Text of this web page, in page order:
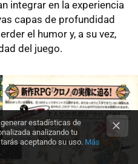
integrar en la experiencia
capas de profundidad
el humor y, a su vez,
del juego.
estadísticas de
analizando tu
aceptando su uso. Más